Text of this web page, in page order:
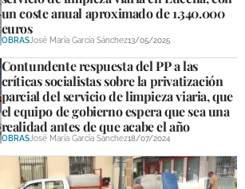
un coste anual aproximado de 1.340.000
euros
OBRASJosé María García Sánchez13/05/2025
Contundente respuesta del PP a las
críticas socialistas sobre la privatización
parcial del servicio de limpieza viaria, que
el equipo de gobierno espera que sea una
realidad antes de que acabe el año
OBRASJosé María García Sánchez18/07/2024